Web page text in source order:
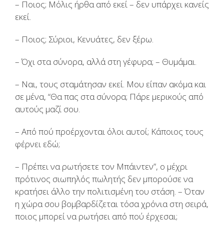
– Ποιος; Μόλις ήρθα από εκεί – δεν υπάρχει κανείς
εκεί.
– Ποιος; Σύριοι, Κενυάτες, δεν ξέρω.
– Όχι στα σύνορα, αλλά στη γέφυρα; – Θυμάμαι.
– Ναι, τους σταμάτησαν εκεί. Μου είπαν ακόμα και
σε μένα, “Θα πας στα σύνορα; Πάρε μερικούς από
αυτούς μαζί σου.
– Από πού προέρχονται όλοι αυτοί; Κάποιος τους
φέρνει εδώ;
– Πρέπει να ρωτήσετε τον Μπάιντεν”, ο μέχρι
πρότινος σιωπηλός πωλητής δεν μπορούσε να
κρατήσει άλλο την πολιτισμένη του στάση. – Όταν
η χώρα σου βομβαρδίζεται τόσα χρόνια στη σειρά,
ποιος μπορεί να ρωτήσει από πού έρχεσαι;